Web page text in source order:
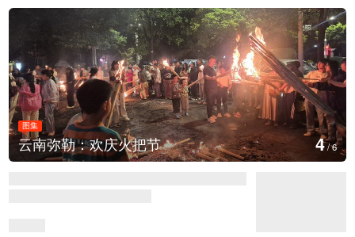
图集
云南弥勒：欢庆火把节 4/6